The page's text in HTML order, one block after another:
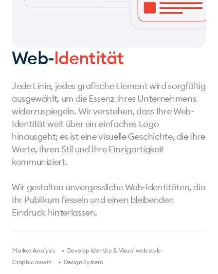
Web-Identität
Jede Linie, jedes grafische Element wird sorgfältig
ausgewählt, um die Essenz Ihres Unternehmens
widerzuspiegeln. Wir verstehen, dass Ihre Web-
Identität weit über ein einfaches Logo
hinausgeht; es ist eine visuelle Geschichte, die Ihre
Werte, Ihren Stil und Ihre Einzigartigkeit
kommuniziert.
Wir gestalten unvergessliche Web-Identitäten, die
Ihr Publikum fesseln und einen bleibenden
Eindruck hinterlassen.
Market Analysis •
Develop Identity & Visual web style
•Graphic assets • Design System